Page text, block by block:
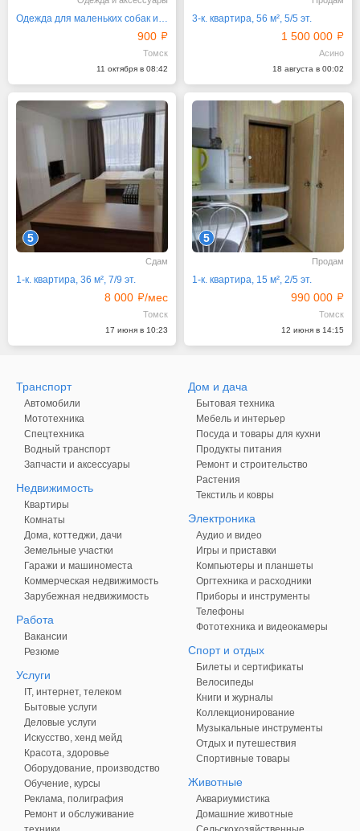
900
Томск
11 октября в 08:42
3-к. квартира, 56 м², 5/5 эт.
1 500 000
Асино
18 августа в 00:02
5
Сдам
1-к. квартира, 36 м², 7/9 эт.
8 000 /мес
Томск
17 июня в 10:23
5
Продам
1-к. квартира, 15 м², 2/5 эт.
990 000
Томск
12 июня в 14:15
Транспорт
Автомобили
Мототехника
Спецтехника
Водный транспорт
Запчасти и аксессуары
Недвижимость
Квартиры
Комнаты
Дома, коттеджи, дачи
Земельные участки
Гаражи и машиноместа
Коммерческая недвижимость
Зарубежная недвижимость
Работа
Вакансии
Резюме
Услуги
IT, интернет, телеком
Бытовые услуги
Деловые услуги
Искусство, хенд мейд
Красота, здоровье
Оборудование, производство
Обучение, курсы
Реклама, полиграфия
Ремонт и обслуживание
Дом и дача
Бытовая техника
Мебель и интерьер
Посуда и товары для кухни
Продукты питания
Ремонт и строительство
Растения
Текстиль и ковры
Электроника
Аудио и видео
Игры и приставки
Компьютеры и планшеты
Оргтехника и расходники
Приборы и инструменты
Телефоны
Фототехника и видеокамеры
Спорт и отдых
Билеты и сертификаты
Велосипеды
Книги и журналы
Коллекционирование
Музыкальные инструменты
Отдых и путешествия
Спортивные товары
Животные
Аквариумистика
Домашние животные